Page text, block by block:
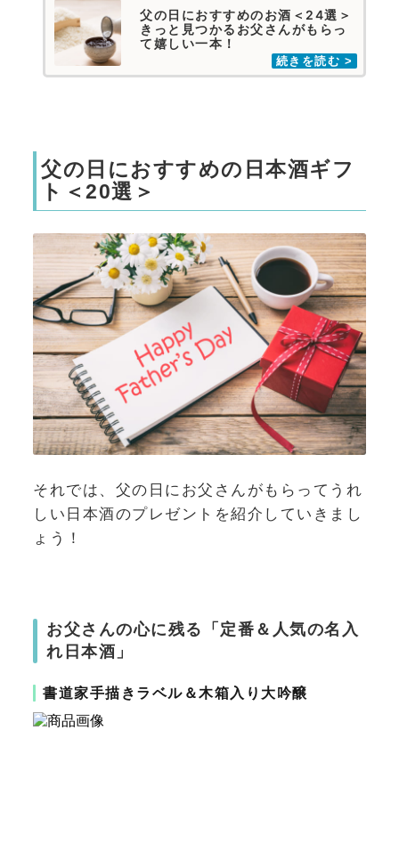
父の日におすすめのお酒＜24選＞
きっと見つかるお父さんがもらっ
て嬉しい一本！
父の日におすすめの日本酒ギフ
ト＜20選＞
それでは、父の日にお父さんがもらってうれ
しい日本酒のプレゼントを紹介していきまし
ょう！
お父さんの心に残る「定番＆人気の名入
れ日本酒」
書道家手描きラベル＆木箱入り大吟醸